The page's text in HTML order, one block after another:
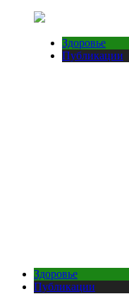
Здоровье
Публикации
Здоровье
Публикации